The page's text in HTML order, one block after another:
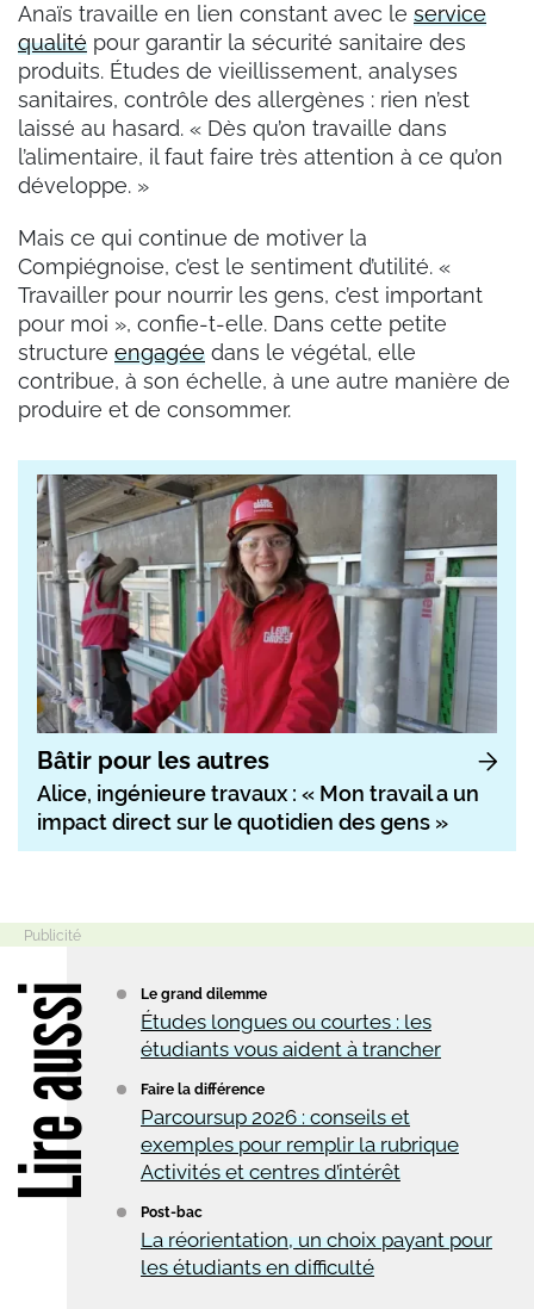
Anaïs travaille en lien constant avec le service
qualité pour garantir la sécurité sanitaire des
produits. Études de vieillissement, analyses
sanitaires, contrôle des allergènes : rien n’est
laissé au hasard. « Dès qu’on travaille dans
l’alimentaire, il faut faire très attention à ce qu’on
développe. »
Mais ce qui continue de motiver la
Compiégnoise, c’est le sentiment d’utilité. «
Travailler pour nourrir les gens, c’est important
pour moi », confie-t-elle. Dans cette petite
structure engagée dans le végétal, elle
contribue, à son échelle, à une autre manière de
produire et de consommer.
Bâtir pour les autres
Alice, ingénieure travaux : « Mon travail a un
impact direct sur le quotidien des gens »
Le grand dilemme
Études longues ou courtes : les
étudiants vous aident à trancher
Faire la différence
Parcoursup 2026 : conseils et
exemples pour remplir la rubrique
Activités et centres d’intérêt
Post-bac
La réorientation, un choix payant pour
les étudiants en difficulté